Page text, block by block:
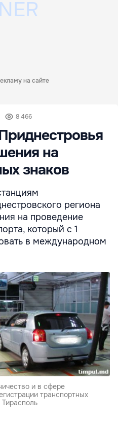
на сайте
8 466
на
знаков
региона
на проведение
который с 1
в международном
и в сфере
транспортных